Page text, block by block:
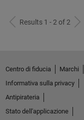
Results 1 - 2 of 2
Centro di fiducia
Marchi
Informativa sulla privacy
Antipirateria
Stato dell'applicazione